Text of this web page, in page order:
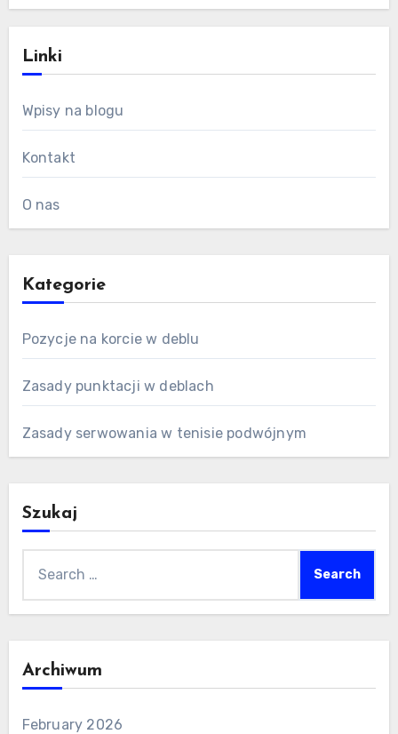
Linki
Wpisy na blogu
Kontakt
O nas
Kategorie
Pozycje na korcie w deblu
Zasady punktacji w deblach
Zasady serwowania w tenisie podwójnym
Szukaj
for:
Archiwum
February 2026